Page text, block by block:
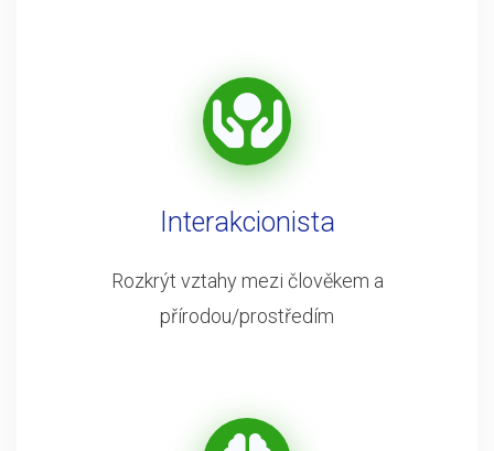
Interakcionista
Rozkrýt vztahy mezi člověkem a
přírodou/prostředím